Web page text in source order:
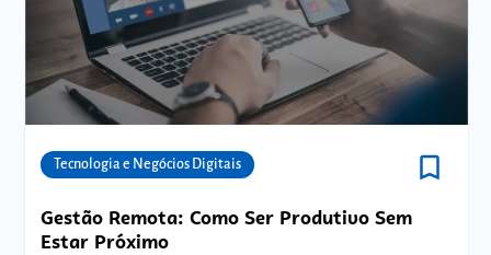
Tecnologia e Negócios Digitais bookmark_border
Gestão Remota: Como Ser Produtivo Sem
Estar Próximo